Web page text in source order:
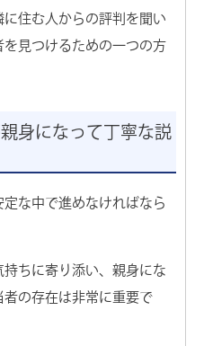
住む人からの評判を聞い
見つけるための一つの方
身になって丁寧な説
な中で進めなければなら
ちに寄り添い、親身にな
の存在は非常に重要で